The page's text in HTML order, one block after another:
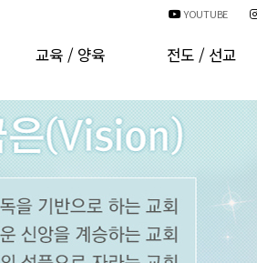
YOUTUBE
교육 / 양육
교회학교
양육과훈련
전도 / 선교
국내선교
해외선교